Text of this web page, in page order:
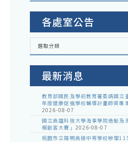
各處室公告
各
室
選取分類
最新消息
教育部國民及學前教育署委請國
年度健康促進學校輔導計畫師資專
2026-08-07
國立高雄科技大學海事學院造船
模創客大賽」 2026-08-07
桃園市立陽明高級中等學校辦理